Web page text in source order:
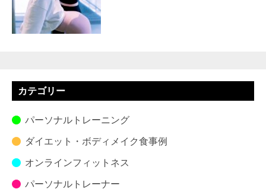
カテゴリー
パーソナルトレーニング
ダイエット・ボディメイク食事例
オンラインフィットネス
パーソナルトレーナー